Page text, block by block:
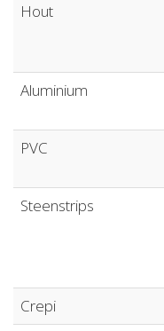
Hout
Aluminium
PVC
Steenstrips
Crepi